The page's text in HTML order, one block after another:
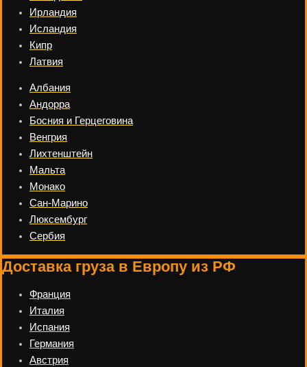
Ирландия
Исландия
Кипр
Латвия
Албания
Андорра
Босния и Герцеговина
Венгрия
Лихтенштейн
Мальта
Монако
Сан-Марино
Люксембург
Сербия
Доставка груза в Европу из РФ
Франция
Италия
Испания
Германия
Австрия